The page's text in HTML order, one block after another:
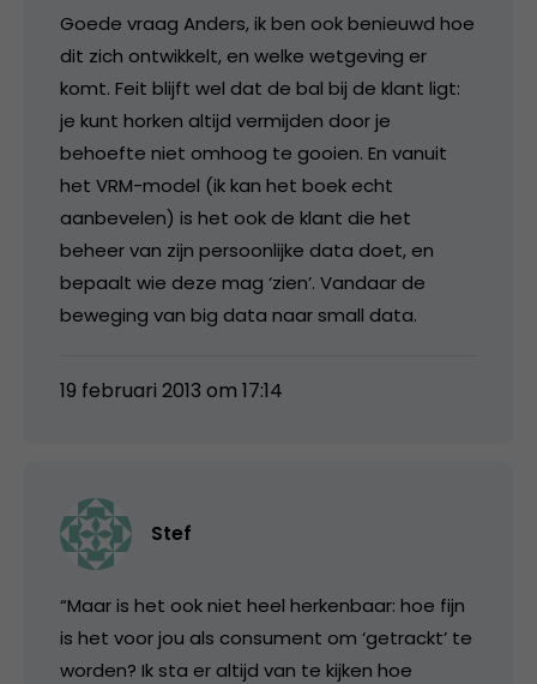
Goede vraag Anders, ik ben ook benieuwd hoe
dit zich ontwikkelt, en welke wetgeving er
komt. Feit blijft wel dat de bal bij de klant ligt:
je kunt horken altijd vermijden door je
behoefte niet omhoog te gooien. En vanuit
het VRM-model (ik kan het boek echt
aanbevelen) is het ook de klant die het
beheer van zijn persoonlijke data doet, en
bepaalt wie deze mag ‘zien’. Vandaar de
beweging van big data naar small data.
19 februari 2013 om 17:14
Stef
“Maar is het ook niet heel herkenbaar: hoe fijn
is het voor jou als consument om ‘getrackt’ te
worden? Ik sta er altijd van te kijken hoe